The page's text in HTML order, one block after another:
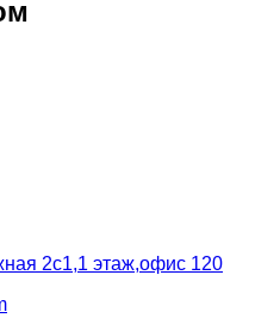
2с1,1 этаж,офис 120